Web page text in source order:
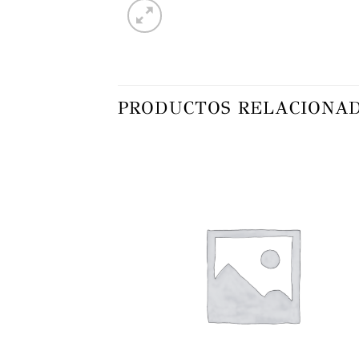
PRODUCTOS